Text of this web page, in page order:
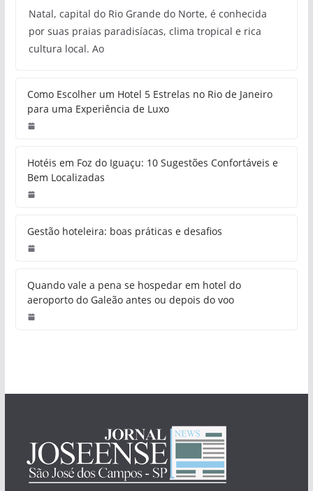
Natal, capital do Rio Grande do Norte, é conhecida
por suas praias paradisíacas, clima tropical e rica
cultura local. Ao
Como Escolher um Hotel 5 Estrelas no Rio de Janeiro
para uma Experiência de Luxo
Hotéis em Foz do Iguaçu: 10 Sugestões Confortáveis e
Bem Localizadas
Gestão hoteleira: boas práticas e desafios
Quando vale a pena se hospedar em hotel do
aeroporto do Galeão antes ou depois do voo